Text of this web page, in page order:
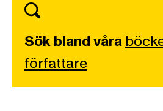
Sök bland våra
författare